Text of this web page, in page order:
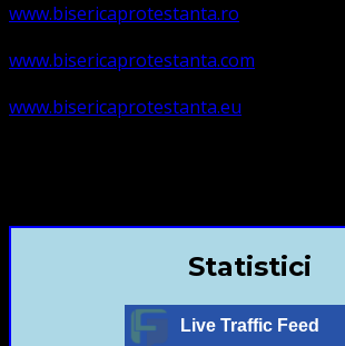
www.bisericaprotestanta.ro
www.bisericaprotestanta.com
www.bisericaprotestanta.eu
Statistici
Live Traffic Feed